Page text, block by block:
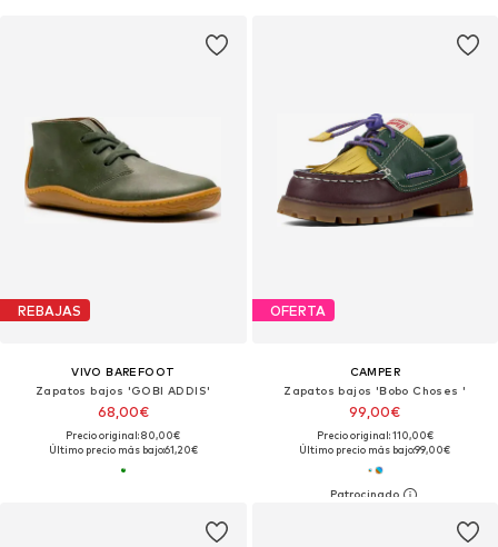
REBAJAS
VIVO BAREFOOT
Zapatos bajos 'GOBI ADDIS'
68,00€
Precio original: 80,00€
Último precio más bajo:61,20€
OFERTA
CAMPER
Zapatos bajos 'Bobo Choses '
99,00€
Precio original: 110,00€
Último precio más bajo:99,00€